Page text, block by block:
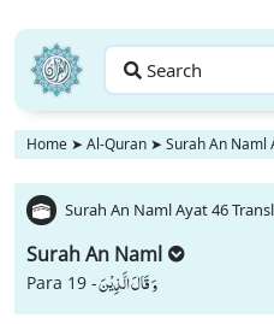
Search
Home ➤ Al-Quran ➤ Surah An Naml
Surah An Naml Ayat 46
Surah An Naml
Para 19 -وَ قَالَ الَّذِیْنَ